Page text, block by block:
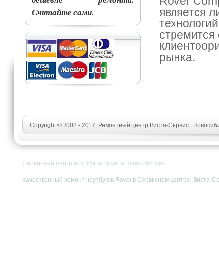
Считайте сами.
является
стремится
рынка.
Copyright © 2002 - 2017. Ремонтный центр Виста-Сервис |
Сервисный центр ноутбуков Rover в Новосибирске
Качественный ремонт ноутбуков Rover в Сервисном центре. Виста-